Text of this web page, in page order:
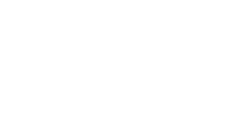
idéale pour équiper vos collaborateurs,